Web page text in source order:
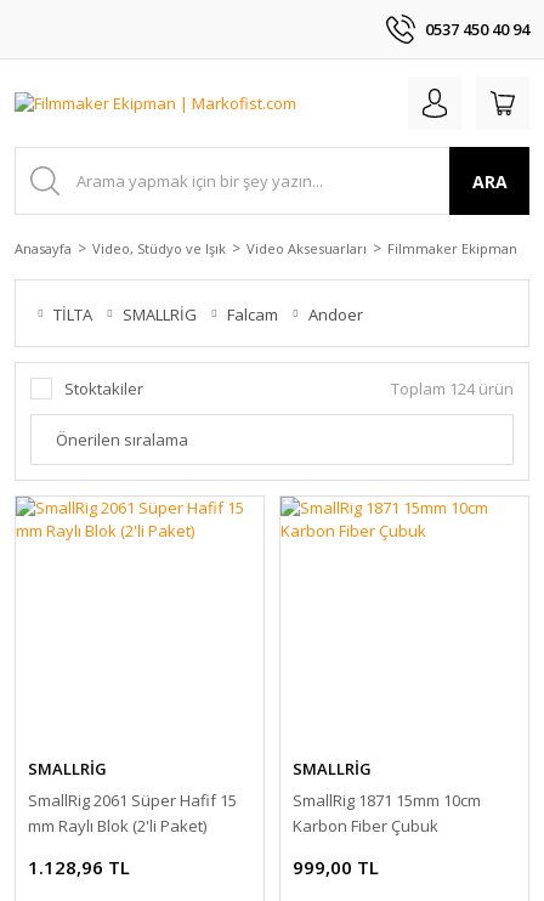
0537 450 40 94
ARA
Anasayfa Video, Stüdyo ve Işık Video Aksesuarları Filmmaker Ekipman
TİLTA SMALLRİG Falcam Andoer
Stoktakiler Toplam 124 ürün
SMALLRİG
SmallRig 2061 Süper Hafif 15
mm Raylı Blok (2'li Paket)
1.128,96 TL
SMALLRİG
SmallRig 1871 15mm 10cm
Karbon Fiber Çubuk
999,00 TL